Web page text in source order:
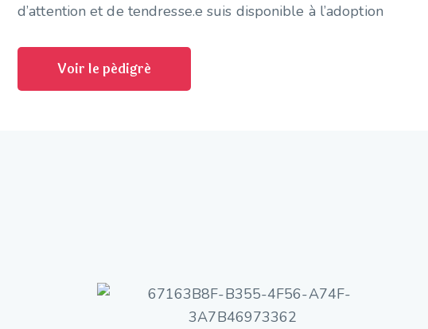
d’attention et de tendresse.e suis disponible à l’adoption
Voir le pédigré